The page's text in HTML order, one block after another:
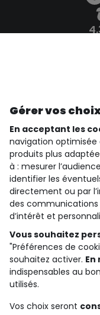
Voir
qui sommes-nous ?
besoin d'aide ?
le club fidélité
notre catalogue
Conditions générales de
Politique de confidentialité
Cookies et données
Gérer vos
En acceptant les
navigation
produits plus
à : mesurer
identifier les
directement ou par
des
d’intérêt et
Vous souhaitez
"Préférences de
souhaitez activer.
indispensables au
utilisés.
Vos choix seront